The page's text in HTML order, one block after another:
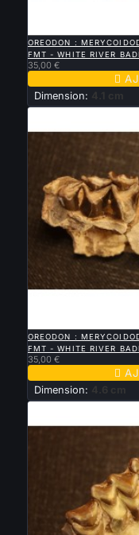
OREODON :
FMT - WHITE RIVER
35,00 €

Dimension: 4.1 cm
OREODON :
FMT - WHITE RIVER
35,00 €

Dimension: 4.6 cm